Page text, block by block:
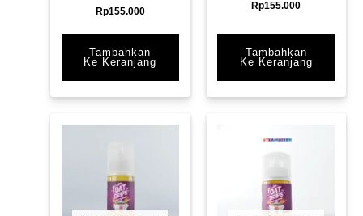
Rp155.000
Tambahkan
Ke Keranjang
Rp155.000
Tambahkan
Ke Keranjang